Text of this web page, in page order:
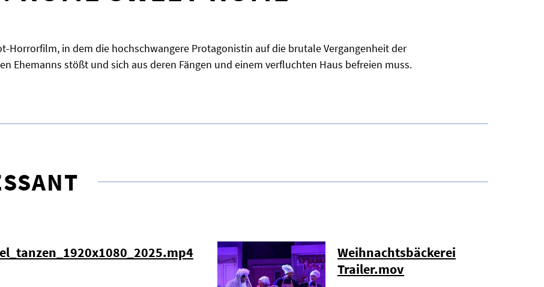
Horrorfilm, in dem die hochschwangere Protagonistin auf die brutale Vergangenheit der
Ehemanns stößt und sich aus deren Fängen und einem verfluchten Haus befreien muss.
Weihnachtsbäckerei
Trailer.mov